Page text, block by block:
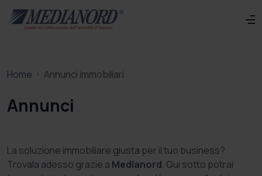
Home Annunci immobiliari
Annunci
La soluzione immobiliare giusta per il tuo business?
Trovala adesso grazie a Medianord. Qui sotto potrai